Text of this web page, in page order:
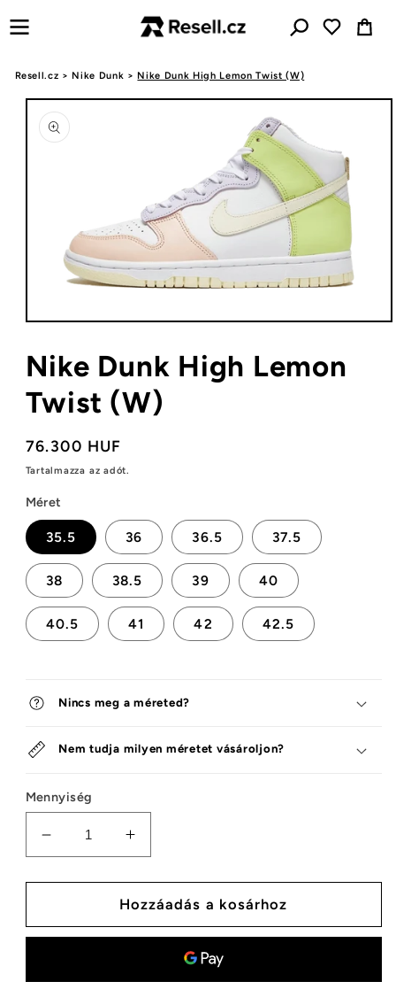
tartalomhoz
Kosár
Resell.cz > Nike Dunk > Nike Dunk High Lemon Twist (W)
és
a
megnyitása
párbeszédpanelen
Nike Dunk High Lemon
Twist (W)
Normál
ár
76.300 HUF
Tartalmazza az adót.
Méret
35.5 36 36.5 37.5
38 38.5 39 40
40.5 41 42 42.5
Nincs meg a méreted?
Nem tudja milyen méretet vásároljon?
Mennyiség
Dunk
High
Twist
csökkentése
Nike
Dunk
High
Lemon
Twist
mennyiségének
növelése
Hozzáadás a kosárhoz